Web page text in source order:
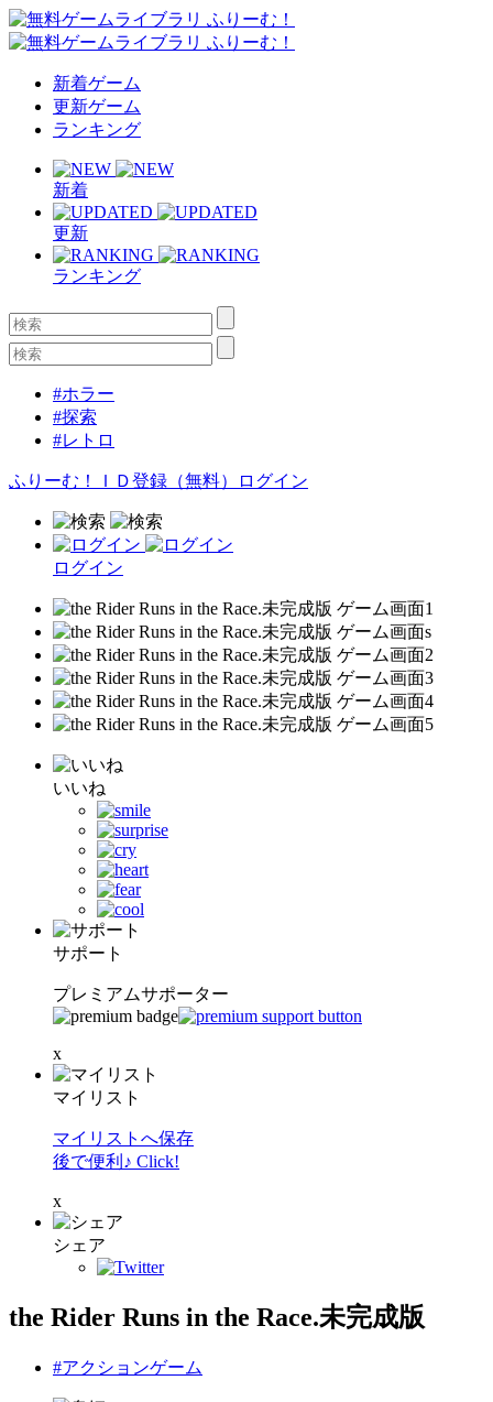
新着ゲーム
更新ゲーム
ランキング
新着
更新
ランキング
#ホラー
#探索
#レトロ
ふりーむ！ＩＤ登録（無料） ログイン
ログイン
いいね
サポート
プレミアムサポーター
x
マイリスト
マイリストへ保存
後で便利♪ Click!
x
シェア
the Rider Runs in the Race.未完成版
#アクションゲーム